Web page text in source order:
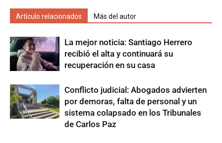
Artículo relacionados Más del autor
La mejor noticia: Santiago Herrero
recibió el alta y continuará su
recuperación en su casa
Conflicto judicial: Abogados advierten
por demoras, falta de personal y un
sistema colapsado en los Tribunales
de Carlos Paz